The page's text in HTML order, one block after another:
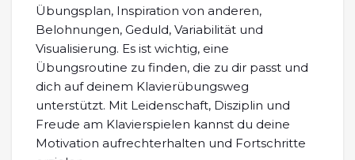
Übungsplan, Inspiration von anderen,
Belohnungen, Geduld, Variabilität und
Visualisierung. Es ist wichtig, eine
Übungsroutine zu finden, die zu dir passt und
dich auf deinem Klavierübungsweg
unterstützt. Mit Leidenschaft, Disziplin und
Freude am Klavierspielen kannst du deine
Motivation aufrechterhalten und Fortschritte